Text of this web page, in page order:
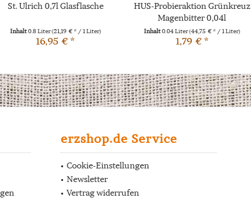
St. Ulrich 0,7l Glasflasche
Inhalt0.8 Liter(21,19 € * / 1 Liter)
16,95 € *
HUS-Probieraktion Grünkreuz
Magenbitter 0,04l
Inhalt0.04 Liter(44,75 € * / 1 Liter)
1,79 € *
erzshop.de Service
Cookie-Einstellungen
Newsletter
Vertrag widerrufen